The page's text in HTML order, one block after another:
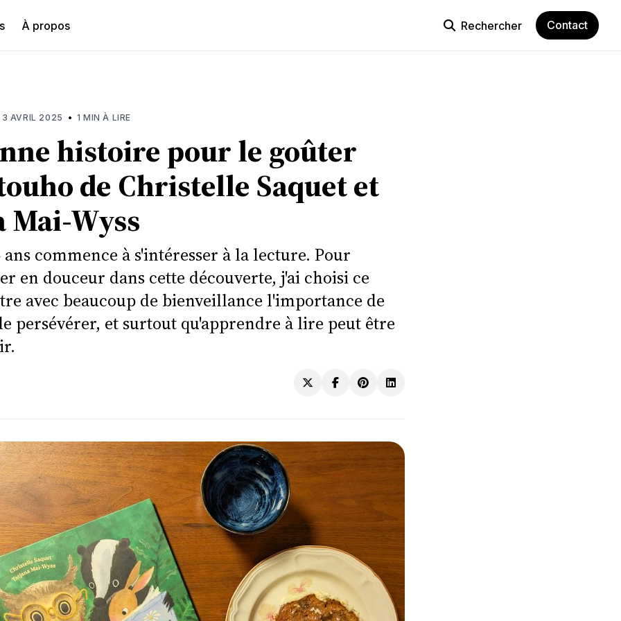
À propos Rechercher Contact
3 AVRIL 2025 • 1 MIN À LIRE
histoire pour le goûter
de Christelle Saquet et
Mai-Wyss
commence à s'intéresser à la lecture. Pour
en douceur dans cette découverte, j'ai choisi ce
avec beaucoup de bienveillance l'importance de
persévérer, et surtout qu'apprendre à lire peut être